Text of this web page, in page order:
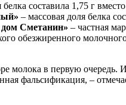
белка составила 1,75 г
– массовая доля белка
Сметанин» – частная
обезжиренного
молока в первую
фальсификация, –